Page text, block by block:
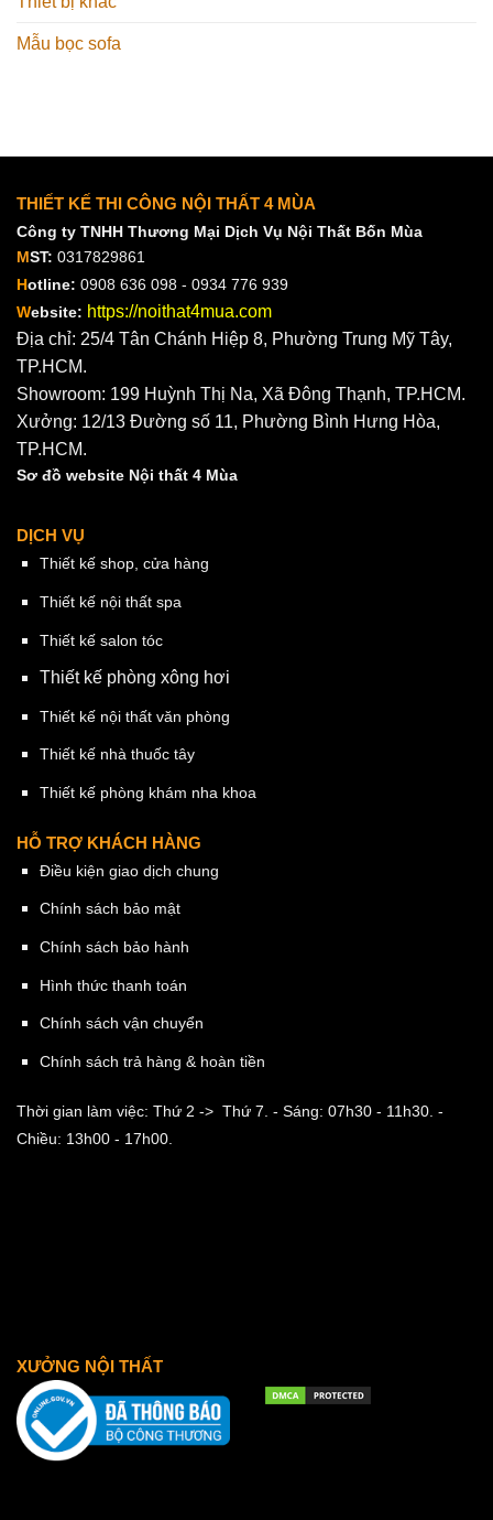
Mẫu bọc sofa
THIẾT KẾ THI CÔNG NỘI THẤT 4 MÙA
Công ty TNHH Thương Mại Dịch Vụ Nội Thất Bốn Mùa
MST: 0317829861
Hotline: 0908 636 098 - 0934 776 939
Website: https://noithat4mua.com
Địa chỉ: 25/4 Tân Chánh Hiệp 8, Phường Trung Mỹ Tây,
TP.HCM.
Showroom: 199 Huỳnh Thị Na, Xã Đông Thạnh, TP.HCM.
Xưởng: 12/13 Đường số 11, Phường Bình Hưng Hòa,
TP.HCM.
Sơ đồ website Nội thất 4 Mùa
DỊCH VỤ
Thiết kế shop, cửa hàng
Thiết kế nội thất spa
Thiết kế salon tóc
Thiết kế phòng xông hơi
Thiết kế nội thất văn phòng
Thiết kế nhà thuốc tây
Thiết kế phòng khám nha khoa
HỖ TRỢ KHÁCH HÀNG
Điều kiện giao dịch chung
Chính sách bảo mật
Chính sách bảo hành
Hình thức thanh toán
Chính sách vận chuyển
Chính sách trả hàng & hoàn tiền
Thời gian làm việc: Thứ 2 -> Thứ 7. - Sáng: 07h30 - 11h30. -
Chiều: 13h00 - 17h00.
XƯỞNG NỘI THẤT